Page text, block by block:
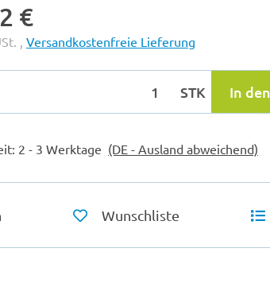
€
, Versandkostenfreie Lieferung
STK In
2 - 3 Werktage (DE - Ausland abweichend)
Wunschliste